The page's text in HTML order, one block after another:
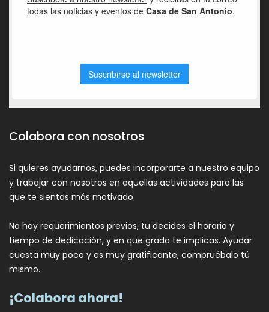
Colabora con nosotros
Si quieres ayudarnos, puedes incorporarte a nuestro equipo
y trabajar con nosotros en aquellas actividades para las
que te sientas más motivado.
No hay requerimientos previos, tu decides el horario y
tiempo de dedicación, y en que grado te implicas. Ayudar
cuesta muy poco y es muy gratificante, compruébalo tú
mismo.
¡Colabora ahora!